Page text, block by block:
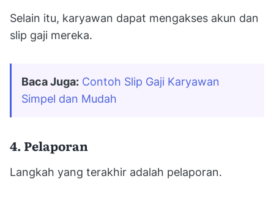
Selain itu, karyawan dapat mengakses akun dan
slip gaji mereka.
Baca Juga: Contoh Slip Gaji Karyawan
Simpel dan Mudah
4. Pelaporan
Langkah yang terakhir adalah pelaporan.